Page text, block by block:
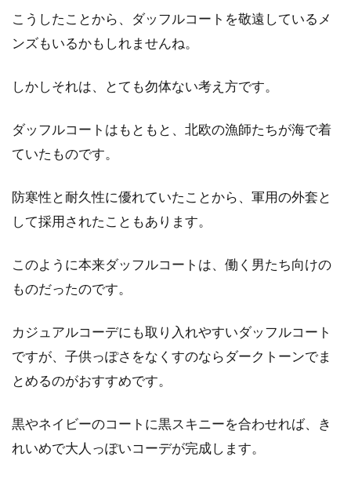
こうしたことから、ダッフルコートを敬遠しているメ
ンズもいるかもしれませんね。
しかしそれは、とても勿体ない考え方です。
ダッフルコートはもともと、北欧の漁師たちが海で着
ていたものです。
防寒性と耐久性に優れていたことから、軍用の外套と
して採用されたこともあります。
このように本来ダッフルコートは、働く男たち向けの
ものだったのです。
カジュアルコーデにも取り入れやすいダッフルコート
ですが、子供っぽさをなくすのならダークトーンでま
とめるのがおすすめです。
黒やネイビーのコートに黒スキニーを合わせれば、き
れいめで大人っぽいコーデが完成します。